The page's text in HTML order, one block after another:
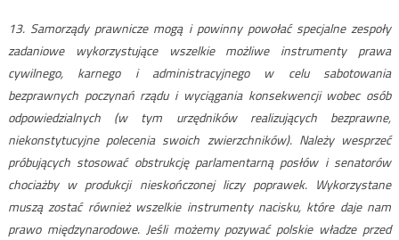
13. Samorządy prawnicze mogą i powinny powołać specjalne zespoły
zadaniowe wykorzystujące wszelkie możliwe instrumenty prawa
cywilnego, karnego i administracyjnego w celu sabotowania
bezprawnych poczynań rządu i wyciągania konsekwencji wobec osób
odpowiedzialnych (w tym urzędników realizujących bezprawne,
niekonstytucyjne polecenia swoich zwierzchników). Należy wesprzeć
próbujących stosować obstrukcję parlamentarną posłów i senatorów
chociażby w produkcji nieskończonej liczy poprawek. Wykorzystane
muszą zostać również wszelkie instrumenty nacisku, które daje nam
prawo międzynarodowe. Jeśli możemy pozywać polskie władze przed